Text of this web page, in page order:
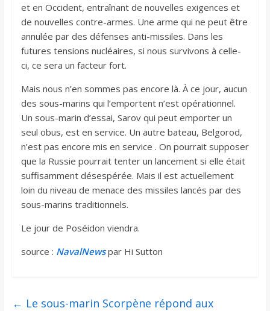
et en Occident, entraînant de nouvelles exigences et
de nouvelles contre-armes. Une arme qui ne peut être
annulée par des défenses anti-missiles. Dans les
futures tensions nucléaires, si nous survivons à celle-
ci, ce sera un facteur fort.
Mais nous n’en sommes pas encore là. À ce jour, aucun
des sous-marins qui l’emportent n’est opérationnel.
Un sous-marin d’essai, Sarov qui peut emporter un
seul obus, est en service. Un autre bateau, Belgorod,
n’est pas encore mis en service . On pourrait supposer
que la Russie pourrait tenter un lancement si elle était
suffisamment désespérée. Mais il est actuellement
loin du niveau de menace des missiles lancés par des
sous-marins traditionnels.
Le jour de Poséidon viendra.
source : NavalNewspar Hi Sutton
← Le sous-marin Scorpène répond aux